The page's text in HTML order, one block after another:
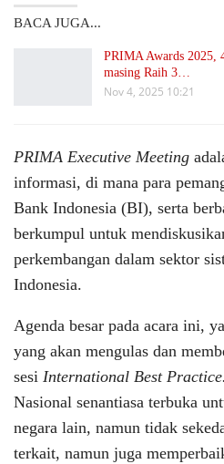
BACA JUGA...
PRIMA Awards 2025,
masing Raih 3…
Nov 4, 2025 10:21
PRIMA Executive Meeting
informasi, di mana para
Bank Indonesia (BI), serta
berkumpul untuk
perkembangan dalam sektor
Indonesia.
Agenda besar pada acara ini,
yang akan mengulas dan
sesi International Best Practice.
Nasional senantiasa terbuka
negara lain, namun tidak
terkait, namun juga